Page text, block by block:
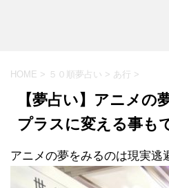
HOME > ５０順夢占い > あ行 >
【夢占い】アニメの
プラスに変える事も
アニメの夢をみるのは現実逃